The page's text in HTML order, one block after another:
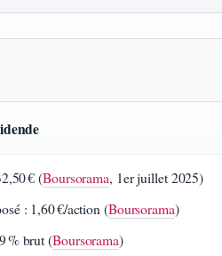
€ (Boursorama, 1er juillet 2025)
: 1,60 €/action (Boursorama)
% brut (Boursorama)